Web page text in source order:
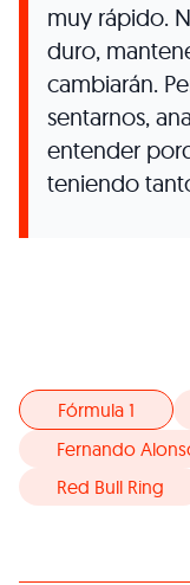
muy rápido.
duro,
cambiarán.
sentarnos,
entender
teniendo
Fórmula 1
Fernando
Red Bull Ring